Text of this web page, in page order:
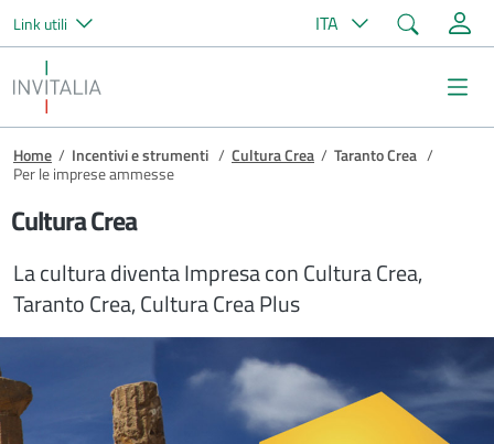
Salta al contenuto principale
Link utili ITA Cerca
Invitalia
Briciole di pane
Home / Incentivi e strumenti / Cultura Crea / Taranto Crea /
Per le imprese ammesse
Cultura Crea
La cultura diventa Impresa con Cultura Crea,
Taranto Crea, Cultura Crea Plus